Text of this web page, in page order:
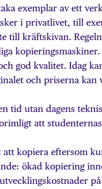
exemplar av ett
i privatlivet, till
till kräftskivan.
god kvalitet. Idag
och priserna kan
tid utan dagens
att
att kopiera eftersom
ökad kopiering